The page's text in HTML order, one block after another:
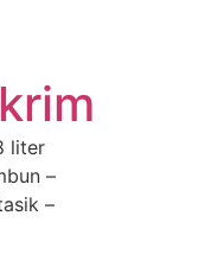
liter
–
–